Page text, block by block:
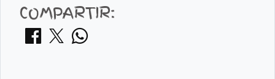
COMPARTIR: